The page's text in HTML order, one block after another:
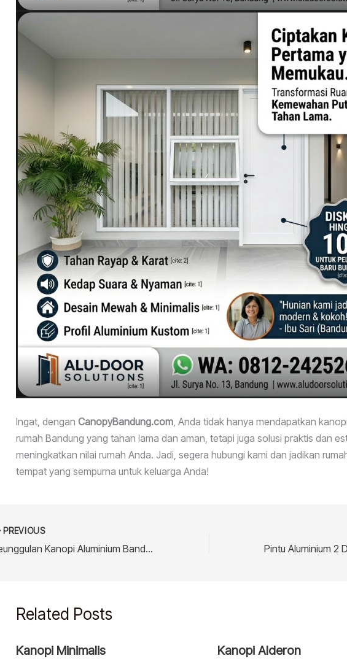
Ingat, dengan CanopyBandung.com, Anda tidak hanya mendapatkan
rumah Bandung yang tahan lama dan aman, tetapi juga solusi praktis dan
meningkatkan nilai rumah Anda. Jadi, segera hubungi kami dan jadikan
tempat yang sempurna untuk keluarga Anda!
PREVIOUS
Keunggulan Kanopi Aluminium Bandung untuk Properti Anda
Related Posts
Kanopi Minimalis Kanopi Alderon